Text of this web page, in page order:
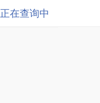
正在查询中